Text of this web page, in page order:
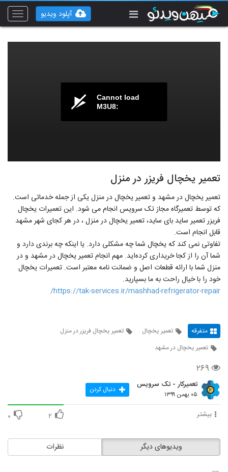
Toggle
آپلود ویدیو
Cannot load
M3U8:
تعمیر یخچال فریزر در منزل
تعمیر یخچال در مشهد و تعمیر یخچال در منزل یکی از جمله خدماتی است.
که توسط تعمیرگاه مجاز تک سرویس انجام می شود. این تعمیرات یخچال
فریزر تعمیر ساید بای ساید، تعمیر یخچال در منزل ، در هر کجای شهر مشهد
قابل انجام است.
تفاوتی نمی کند که یخچال شما چه مشکلی دارد. یا اینکه چه برندی دارد و
شما آن را از کجا خریداری کرده‌اید. مهم انجام تعمیر یخچال در مشهد و در
منزل شما با ارائه قطعات اصل و ضمانت نامه معتبر است. تعمیرات یخچال
خود را با خیال راحت به ما بسپارید.
https://tak-services.ir/mashhad-refrigerator-repair/
متفرقه تعمیر یخچال
تعمیر یخچال فریزر در منزل
تعمیر یخچال در مشهد
۲۶۹
تعمیرکار - تک سرویس
۰۵ بهمن ۱۳۹۹ دنبال کردن
بیشتر ۲ ۰
نظرات ویدیوهای دیگر